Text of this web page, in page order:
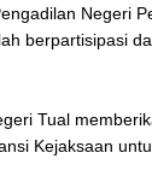
Negeri
berpartisipasi
Tual
Kejaksaan